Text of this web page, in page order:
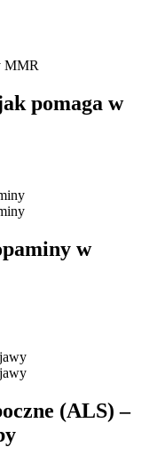
pomaga w
w
(ALS) –